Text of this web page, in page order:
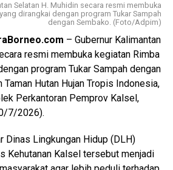
terjakin. Gubernur juga mengajak
menjadikan penyaluran bantuan ini
untuk memperkuat pendidikan
Sub Bidang Fasilitasi, Kelembaban,
Partai Politik, Badan
Harry Widiyatmoko
kenaikan dari Rp7.500 menjadi
Pemilu Legislatif 2024.
Selatan H. Muhidin secara resmi membuka
dirangkai dengan program Tukar Sampah
dengan Sembako. (Foto/Adpim)
– Gubernur Kalimantan
resmi membuka kegiatan Rimba
program Tukar Sampah dengan
Hutan Hujan Tropis Indonesia,
Perkantoran Pemprov Kalsel,
7/2026).
Dinas Lingkungan Hidup (DLH)
Kehutanan Kalsel tersebut menjadi